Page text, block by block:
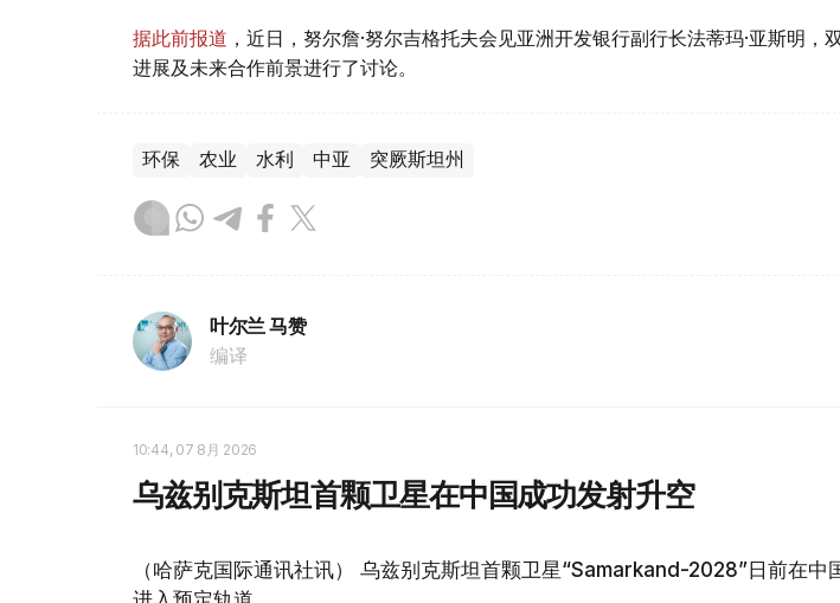
据此前报道 ，近日，努尔詹·努尔吉格托夫会见亚洲开发银行副行长法蒂玛·亚斯明，
进展及未来合作前景进行了讨论。
环保 农业 水利 中亚 突厥斯坦州
叶尔兰 马赞
编译
10:44, 07 8月 2026
乌兹别克斯坦首颗卫星在中国成功发射升空
（哈萨克国际通讯社讯） 乌兹别克斯坦首颗卫星“Samarkand-2028”日前在中